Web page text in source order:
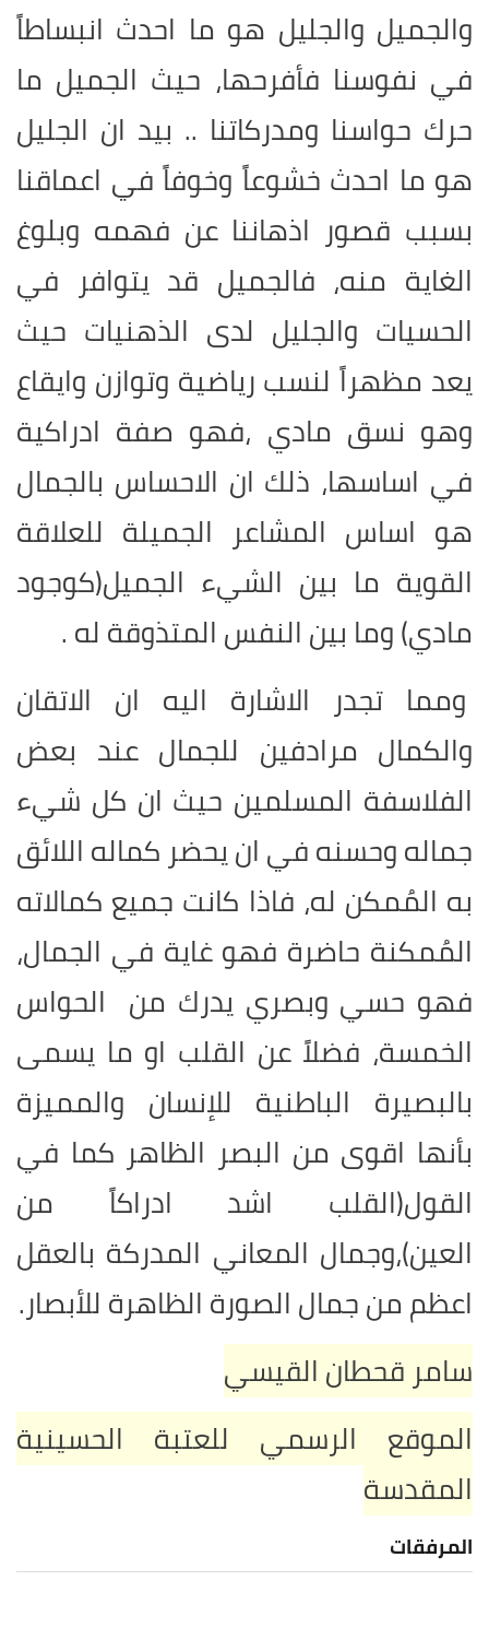
والجميل والجليل هو ما احدث انبساطاً
في نفوسنا فأفرحها، حيث الجميل ما
حرك حواسنا ومدركاتنا .. بيد ان الجليل
هو ما احدث خشوعاً وخوفاً في اعماقنا
بسبب قصور اذهاننا عن فهمه وبلوغ
الغاية منه، فالجميل قد يتوافر في
الحسيات والجليل لدى الذهنيات حيث
يعد مظهراً لنسب رياضية وتوازن وايقاع
وهو نسق مادي ،فهو صفة ادراكية
في اساسها، ذلك ان الاحساس بالجمال
هو اساس المشاعر الجميلة للعلاقة
القوية ما بين الشيء الجميل(كوجود
مادي) وما بين النفس المتذوقة له .
ومما تجدر الاشارة اليه ان الاتقان
والكمال مرادفين للجمال عند بعض
الفلاسفة المسلمين حيث ان كل شيء
جماله وحسنه في ان يحضر كماله اللائق
به المُمكن له، فاذا كانت جميع كمالاته
المُمكنة حاضرة فهو غاية في الجمال،
فهو حسي وبصري يدرك من الحواس
الخمسة، فضلاً عن القلب او ما يسمى
بالبصيرة الباطنية للإنسان والمميزة
بأنها اقوى من البصر الظاهر كما في
القول(القلب اشد ادراكاً من
العين)،وجمال المعاني المدركة بالعقل
اعظم من جمال الصورة الظاهرة للأبصار.
سامر قحطان القيسي
الموقع الرسمي للعتبة الحسينية
المقدسة
المرفقات